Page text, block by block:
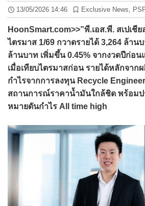
13/05/2026 14:46 Exclusive News
HoonSmart.com>>”พี.เอส.พี. สเปเชี
ไตรมาส 1/69 กวาดรายได้ 3,264 ล้าน
ล้านบาท เพิ่มขึ้น 0.45% จากงวดปีก่อน
เมื่อเทียบไตรมาสก่อน รายได้หลักจา
กำไรจากการลงทุน Recycle
สถานการณ์ราคาน้ำมันใกล้ชิด พร้อมป
หมายดันกำไร All time high